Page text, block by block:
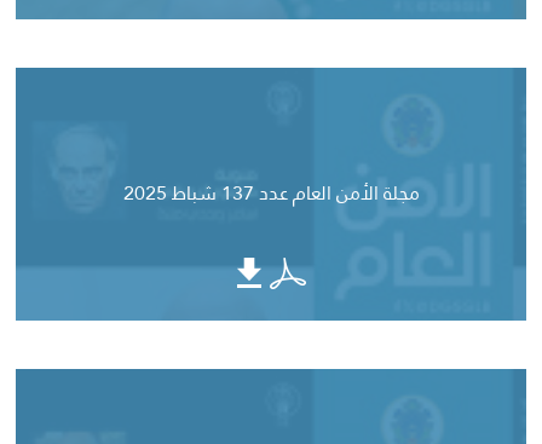
مجلة الأمن العام عدد 137 شباط 2025